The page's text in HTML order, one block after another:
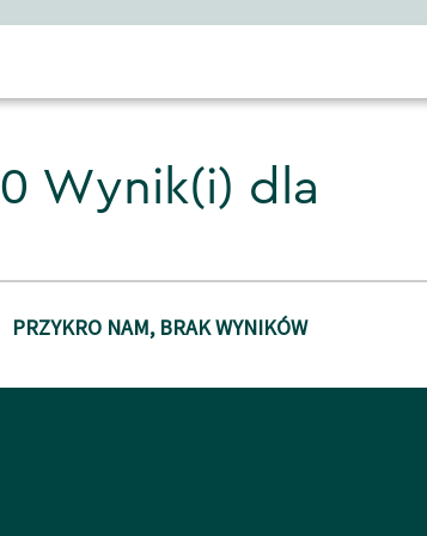
0 Wynik(i) dla
PRZYKRO NAM, BRAK WYNIKÓW